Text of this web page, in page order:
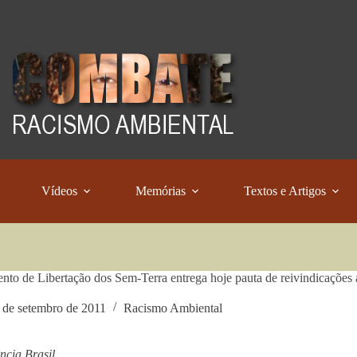
Vídeos Memórias Textos e Artigos
de Libertação dos Sem-Terra entrega hoje pauta de
setembro de 2011 Racismo Ambiental
Brasil